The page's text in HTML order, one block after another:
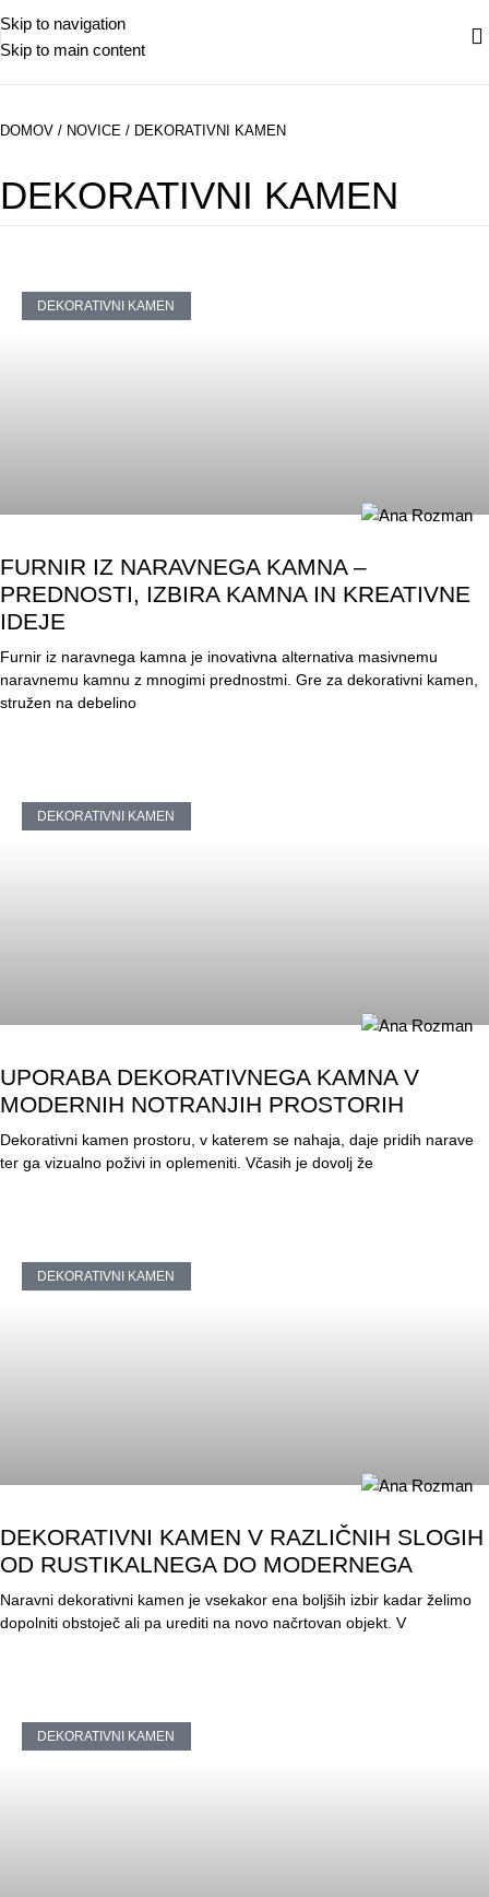
Skip to navigation
Skip to main content
DOMOV / NOVICE / DEKORATIVNI KAMEN
DEKORATIVNI KAMEN
DEKORATIVNI KAMEN
FURNIR IZ NARAVNEGA KAMNA –
PREDNOSTI, IZBIRA KAMNA IN KREATIVNE
IDEJE
Furnir iz naravnega kamna je inovativna alternativa masivnemu
naravnemu kamnu z mnogimi prednostmi. Gre za dekorativni kamen,
stružen na debelino
DEKORATIVNI KAMEN
UPORABA DEKORATIVNEGA KAMNA V
MODERNIH NOTRANJIH PROSTORIH
Dekorativni kamen prostoru, v katerem se nahaja, daje pridih narave
ter ga vizualno poživi in oplemeniti. Včasih je dovolj že
DEKORATIVNI KAMEN
DEKORATIVNI KAMEN V RAZLIČNIH SLOGIH
OD RUSTIKALNEGA DO MODERNEGA
Naravni dekorativni kamen je vsekakor ena boljših izbir kadar želimo
dopolniti obstoječ ali pa urediti na novo načrtovan objekt. V
DEKORATIVNI KAMEN